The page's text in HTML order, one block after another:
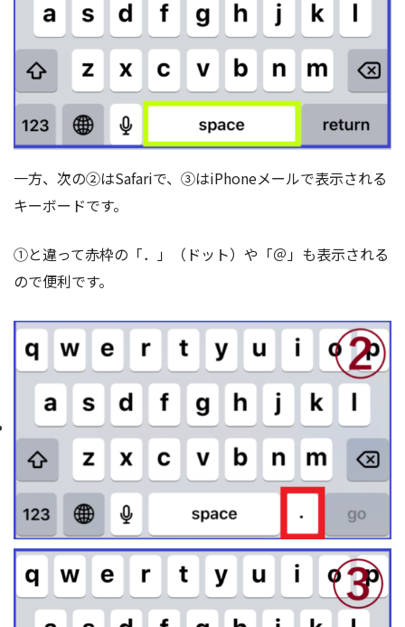
一方、次の②はSafariで、③はiPhoneメールで表示される
キーボードです。
①と違って赤枠の「．」（ドット）や「＠」も表示される
ので便利です。